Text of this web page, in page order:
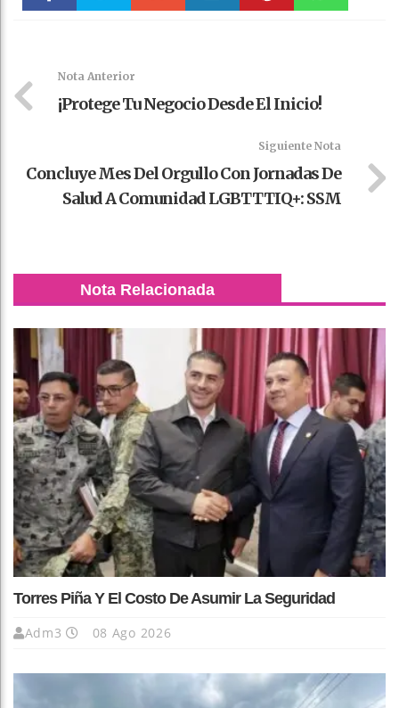
Nota Anterior
¡Protege Tu Negocio Desde El Inicio!
Siguiente Nota
Concluye Mes Del Orgullo Con Jornadas De
Salud A Comunidad LGBTTTIQ+: SSM
Nota Relacionada
Torres Piña Y El Costo De Asumir La Seguridad
Adm3 08 Ago 2026